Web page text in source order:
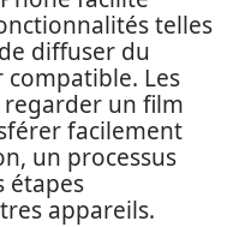
telles
diffuser du
Les
un film
facilement
un processus
étapes
appareils.